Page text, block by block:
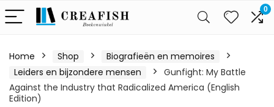
0
Home Shop
Biografieën en memoires
Leiders en bijzondere mensen
Gunfight: My Battle
Against the Industry that Radicalized America (English
Edition)